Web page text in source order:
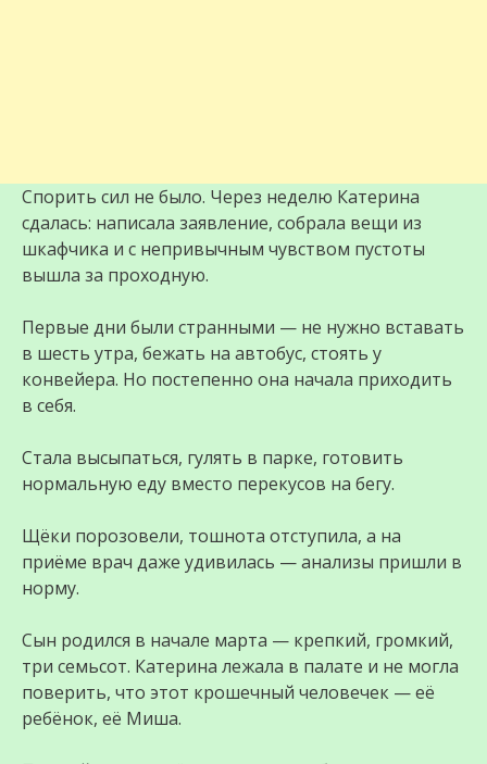
Спорить сил не было. Через неделю Катерина
сдалась: написала заявление, собрала вещи из
шкафчика и с непривычным чувством пустоты
вышла за проходную.
Первые дни были странными — не нужно вставать
в шесть утра, бежать на автобус, стоять у
конвейера. Но постепенно она начала приходить
в себя.
Стала высыпаться, гулять в парке, готовить
нормальную еду вместо перекусов на бегу.
Щёки порозовели, тошнота отступила, а на
приёме врач даже удивилась — анализы пришли в
норму.
Сын родился в начале марта — крепкий, громкий,
три семьсот. Катерина лежала в палате и не могла
поверить, что этот крошечный человечек — её
ребёнок, её Миша.